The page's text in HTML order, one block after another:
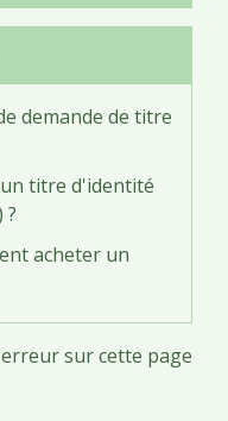
demande de titre
titre d'identité
?
acheter un
sur cette page